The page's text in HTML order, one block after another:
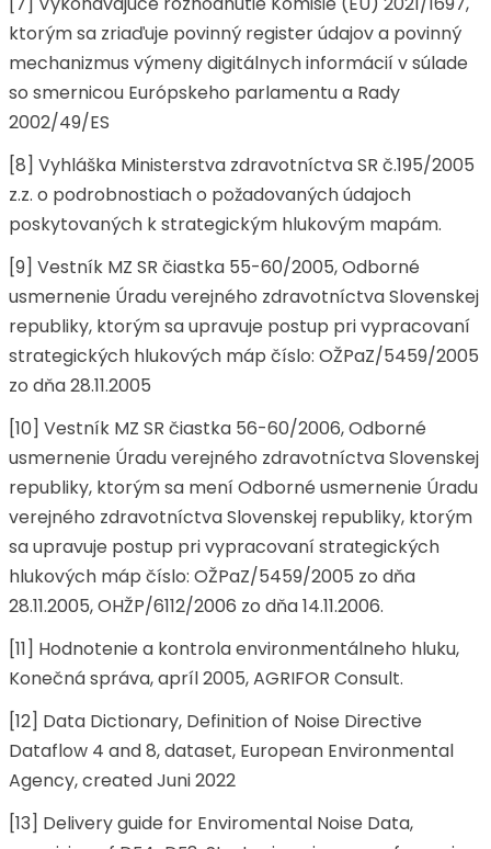
ktorým sa zriaďuje povinný register údajov a povinný
mechanizmus výmeny digitálnych informácií v súlade
so smernicou Európskeho parlamentu a Rady
2002/49/ES
[8] Vyhláška Ministerstva zdravotníctva SR č.195/2005
z.z. o podrobnostiach o požadovaných údajoch
poskytovaných k strategickým hlukovým mapám.
[9] Vestník MZ SR čiastka 55-60/2005, Odborné
usmernenie Úradu verejného zdravotníctva Slovenskej
republiky, ktorým sa upravuje postup pri vypracovaní
strategických hlukových máp číslo: OŽPaZ/5459/2005
zo dňa 28.11.2005
[10] Vestník MZ SR čiastka 56-60/2006, Odborné
usmernenie Úradu verejného zdravotníctva Slovenskej
republiky, ktorým sa mení Odborné usmernenie Úradu
verejného zdravotníctva Slovenskej republiky, ktorým
sa upravuje postup pri vypracovaní strategických
hlukových máp číslo: OŽPaZ/5459/2005 zo dňa
28.11.2005, OHŽP/6112/2006 zo dňa 14.11.2006.
[11] Hodnotenie a kontrola environmentálneho hluku,
Konečná správa, apríl 2005, AGRIFOR Consult.
[12] Data Dictionary, Definition of Noise Directive
Dataflow 4 and 8, dataset, European Environmental
Agency, created Juni 2022
[13] Delivery guide for Enviromental Noise Data,